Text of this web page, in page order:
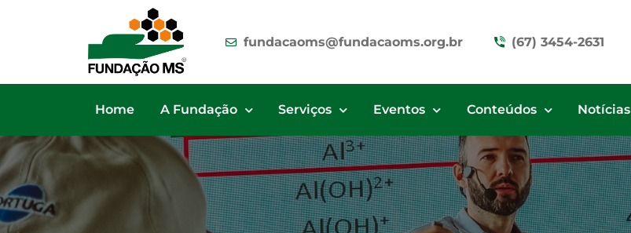
fundacaoms@fundacaoms.org.br (67) 3454-2631
Home A Fundação Serviços Eventos Conteúdos Notícias